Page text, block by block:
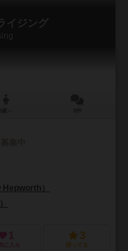
イジング
）
1
に入り
3
持ってる